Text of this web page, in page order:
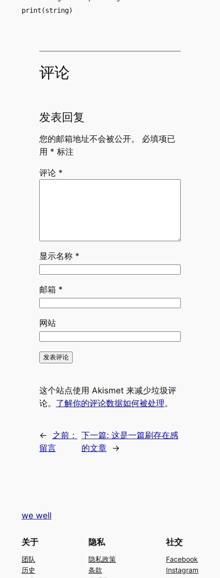
print(string)
评论
发表回复
您的邮箱地址不会被公开。
必填项已
用 * 标注
评论 *
显示名称 *
邮箱 *
网站
这个站点使用 Akismet 来减少垃圾评
论。 了解你的评论数据如何被处理。
←
之前：
留言
下一篇: 这是一篇刷存在感
的文章
→
we well
关于
团队
历史
隐私
隐私政策
条款
社交
Facebook
Instagram